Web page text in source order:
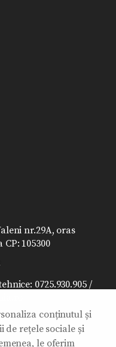
nr.29A, oras
105300
0725.930.905 /
/
conținutul și
rețele sociale și
le oferim